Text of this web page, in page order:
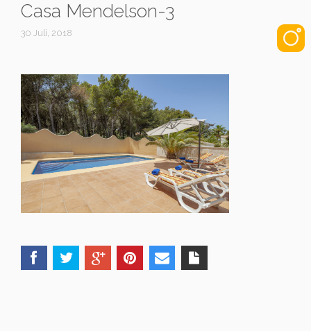
Casa Mendelson-3
30 Juli, 2018